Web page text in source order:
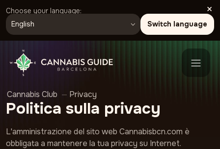
×
Choose your language:
Switch language
Cannabis Club — Privacy
Politica sulla privacy
L'amministrazione del sito web Cannabisbcn.com è
obbligata a mantenere la tua privacy su Internet.